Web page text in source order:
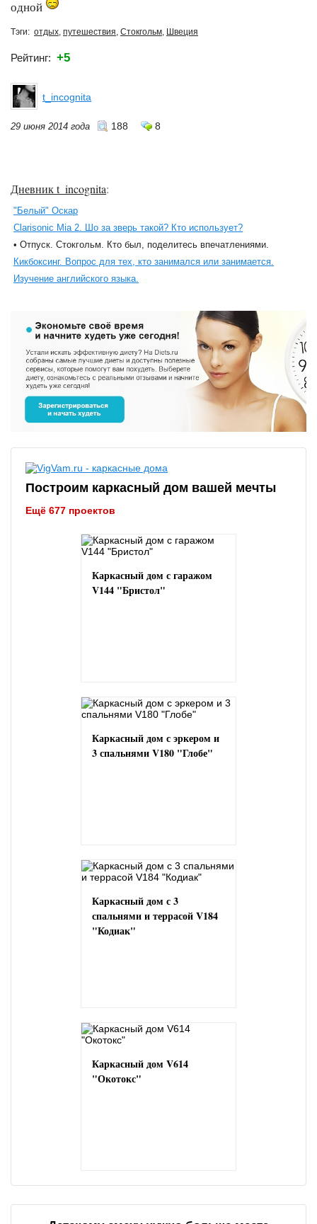
одной
Тэги: отдых, путешествия, Стокгольм, Швеция
Рейтинг: +5
t_incognita
29 июня 2014 года 188 8
Дневник t_incognita:
"Белый" Оскар
Clarisonic Mia 2. Шо за зверь такой? Кто использует?
• Отпуск. Стокгольм. Кто был, поделитесь впечатлениями.
Кикбоксинг. Вопрос для тех, кто занимался или занимается.
Изучение английского языка.
Построим каркасный дом вашей мечты
Ещё 677 проектов
Каркасный дом с гаражом
V144 "Бристол"
Каркасный дом с эркером и
3 спальнями V180 "Глобе"
Каркасный дом с 3
спальнями и террасой V184
"Кодиак"
Каркасный дом V614
"Окотокс"